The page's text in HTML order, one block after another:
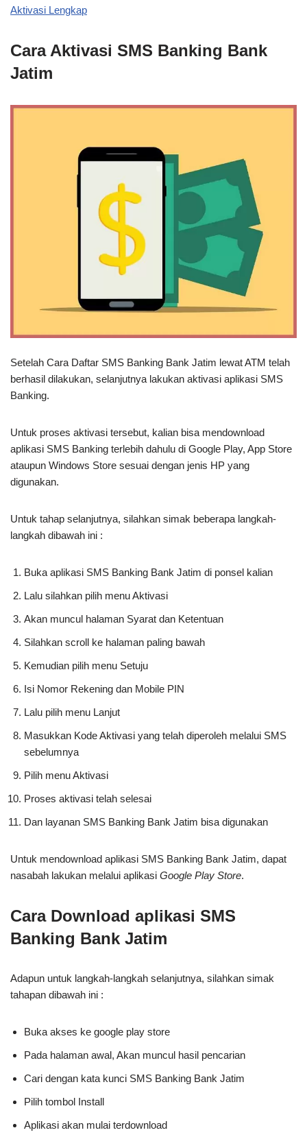
Aktivasi Lengkap
Cara Aktivasi SMS Banking Bank
Jatim
Setelah Cara Daftar SMS Banking Bank Jatim lewat ATM telah
berhasil dilakukan, selanjutnya lakukan aktivasi aplikasi SMS
Banking.
Untuk proses aktivasi tersebut, kalian bisa mendownload
aplikasi SMS Banking terlebih dahulu di Google Play, App Store
ataupun Windows Store sesuai dengan jenis HP yang
digunakan.
Untuk tahap selanjutnya, silahkan simak beberapa langkah-
langkah dibawah ini :
Buka aplikasi SMS Banking Bank Jatim di ponsel kalian
Lalu silahkan pilih menu Aktivasi
Akan muncul halaman Syarat dan Ketentuan
Silahkan scroll ke halaman paling bawah
Kemudian pilih menu Setuju
Isi Nomor Rekening dan Mobile PIN
Lalu pilih menu Lanjut
Masukkan Kode Aktivasi yang telah diperoleh melalui SMS
sebelumnya
Pilih menu Aktivasi
Proses aktivasi telah selesai
Dan layanan SMS Banking Bank Jatim bisa digunakan
Untuk mendownload aplikasi SMS Banking Bank Jatim, dapat
nasabah lakukan melalui aplikasi Google Play Store.
Cara Download aplikasi SMS
Banking Bank Jatim
Adapun untuk langkah-langkah selanjutnya, silahkan simak
tahapan dibawah ini :
Buka akses ke google play store
Pada halaman awal, Akan muncul hasil pencarian
Cari dengan kata kunci SMS Banking Bank Jatim
Pilih tombol Install
Aplikasi akan mulai terdownload